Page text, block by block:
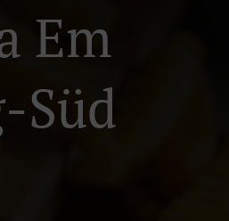
Em
Süd